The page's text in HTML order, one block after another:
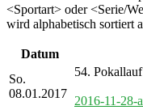
<Sportart> oder <Serie/
wird alphabetisch sortiert
Datum
So.
08.01.2017
54.
2016-11-28-